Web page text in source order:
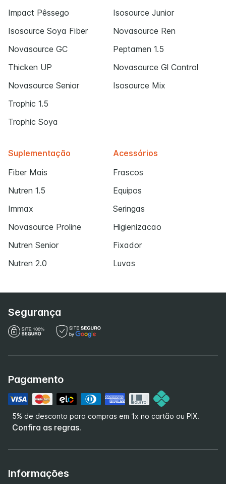
Impact Pêssego
Isosource Soya Fiber
Novasource GC
Thicken UP
Novasource Senior
Trophic 1.5
Trophic Soya
Isosource Junior
Novasource Ren
Peptamen 1.5
Novasource Gl Control
Isosource Mix
Suplementação
Fiber Mais
Nutren 1.5
Immax
Novasource Proline
Nutren Senior
Nutren 2.0
Acessórios
Frascos
Equipos
Seringas
Higienizacao
Fixador
Luvas
Segurança
Pagamento
5% de desconto para compras em 1x no cartão ou PIX.
Confira as regras.
Informações